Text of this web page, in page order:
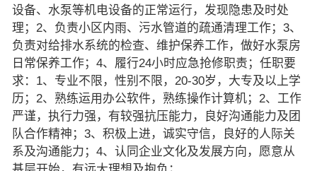
设备、水泵等机电设备的正常运行，发现隐患及时处
理；2、负责小区内雨、污水管道的疏通清理工作；3、
负责对给排水系统的检查、维护保养工作，做好水泵房
日常保养工作；4、履行24小时应急抢修职责；任职要
求：1、专业不限，性别不限，20-30岁，大专及以上学
历；2、熟练运用办公软件，熟练操作计算机；2、工作
严谨，执行力强，有较强抗压能力，良好沟通能力及团
队合作精神；3、积极上进，诚实守信，良好的人际关
系及沟通能力；4、认同企业文化及发展方向，愿意从